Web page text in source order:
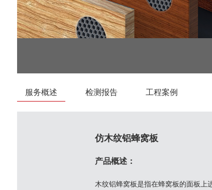
服务概述 检测报告 工程案例
仿木纹铝蜂窝板
产品概述：
木纹铝蜂窝板是指在蜂窝板的面板上